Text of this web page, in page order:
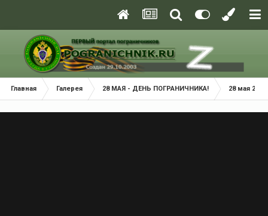
Главная Галерея 28 МАЯ - ДЕНЬ ПОГРАНИЧНИКА! 28 мая